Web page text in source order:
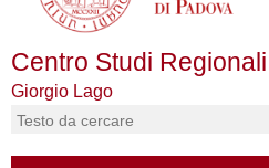
Centro Studi Regionali
Giorgio Lago
Cerca: